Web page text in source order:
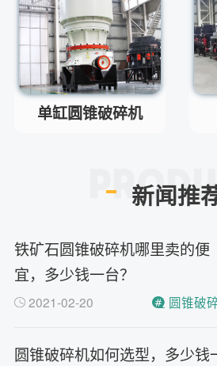
问 红星
答 环保测
问 小型
答
主要
砂机，
单缸圆锥破碎机
新闻推
铁矿石圆锥破碎机哪里卖的便
宜，多少钱一台？
2021-02-20 圆锥破
圆锥破碎机如何选型，多少钱